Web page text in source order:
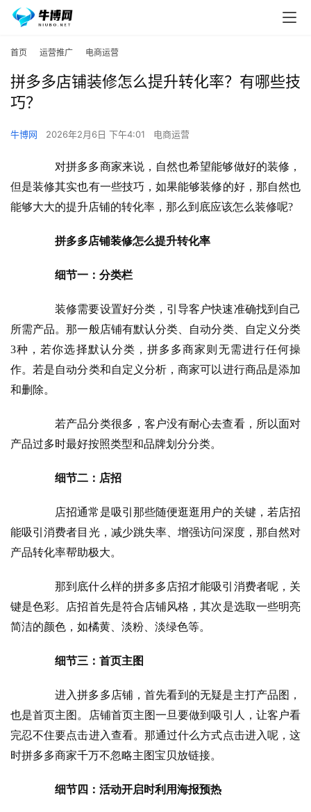
首页 运营推广 电商运营
拼多多店铺装修怎么提升转化率？有哪些技
巧？
牛博网 2026年2月6日 下午4:01 电商运营
对拼多多商家来说，自然也希望能够做好的装修，
但是装修其实也有一些技巧，如果能够装修的好，那自然也
能够大大的提升店铺的转化率，那么到底应该怎么装修呢?
拼多多店铺装修怎么提升转化率
细节一：分类栏
装修需要设置好分类，引导客户快速准确找到自己
所需产品。那一般店铺有默认分类、自动分类、自定义分类
3种，若你选择默认分类，拼多多商家则无需进行任何操
作。若是自动分类和自定义分析，商家可以进行商品是添加
和删除。
若产品分类很多，客户没有耐心去查看，所以面对
产品过多时最好按照类型和品牌划分分类。
细节二：店招
店招通常是吸引那些随便逛逛用户的关键，若店招
能吸引消费者目光，减少跳失率、增强访问深度，那自然对
产品转化率帮助极大。
那到底什么样的拼多多店招才能吸引消费者呢，关
键是色彩。店招首先是符合店铺风格，其次是选取一些明亮
简洁的颜色，如橘黄、淡粉、淡绿色等。
细节三：首页主图
进入拼多多店铺，首先看到的无疑是主打产品图，
也是首页主图。店铺首页主图一旦要做到吸引人，让客户看
完忍不住要点击进入查看。那通过什么方式点击进入呢，这
时拼多多商家千万不忽略主图宝贝放链接。
细节四：活动开启时利用海报预热